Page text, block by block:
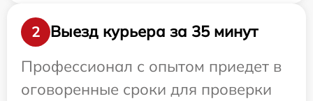
2
Выезд курьера за 35 минут
Профессионал с опытом приедет в
оговоренные сроки для проверки